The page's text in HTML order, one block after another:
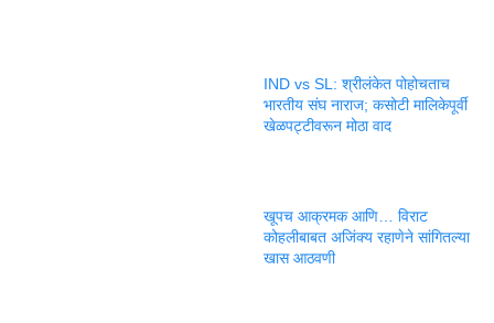
IND vs SL: श्रीलंकेत पोहोचताच
भारतीय संघ नाराज; कसोटी मालिकेपूर्वी
खेळपट्टीवरून मोठा वाद
खूपच आक्रमक आणि… विराट
कोहलीबाबत अजिंक्य रहाणेने सांगितल्या
खास आठवणी